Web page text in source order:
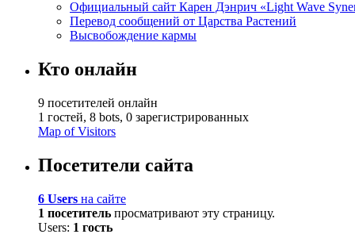
Официальный сайт Карен Дэнрич «Light Wave
Перевод сообщений от Царства Растений
Высвобождение кармы
Кто онлайн
9 посетителей онлайн
1 гостей, 8 bots, 0 зарегистрированных
Map of Visitors
Посетители сайта
6 Users на сайте
1 посетитель просматривают эту страницу.
Users: 1 гость